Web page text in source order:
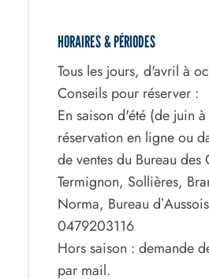
HORAIRES & PÉRIODES
Tous les jours, d'avril à
Conseils pour réserver :
En saison d'été (de juin
réservation en ligne ou
de ventes du Bureau des
Termignon, Sollières,
Norma, Bureau
0479203116
Hors saison : demande
par mail.